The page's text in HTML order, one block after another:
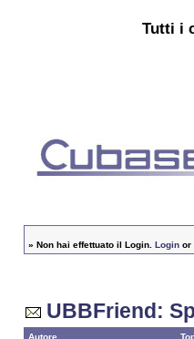
Tutti i
» Non hai effettuato il Login. Loginor
UBBFriend: